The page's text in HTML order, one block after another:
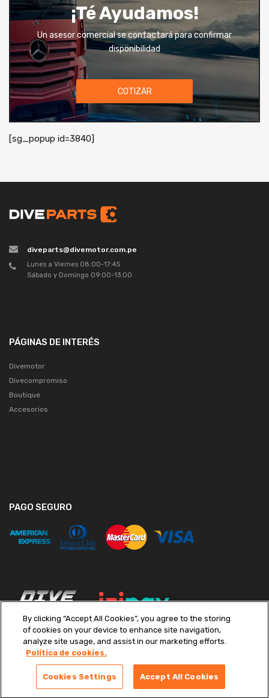
¡Té Ayudamos!
Un asesor comercial se contactará para confirmar
disponibilidad
COTIZAR
[sg_popup id=3840]
diveparts@divemotor.com.pe
Lunes a Viernes 08:00-17:45
Sábado y Domingo 09:00-13:00
PÁGINAS DE INTERÉS
Divemotor
Divecompromiso
Boutique
Accesorios
PAGO SEGURO
Términos y condiciones
Preferencias de cookies
By clicking “Accept All Cookies”, you agree to the storing
of cookies on your device to enhance site navigation,
analyze site usage, and assist in our marketing efforts.
Política de cookies.
Cookies Settings Accept All Cookies